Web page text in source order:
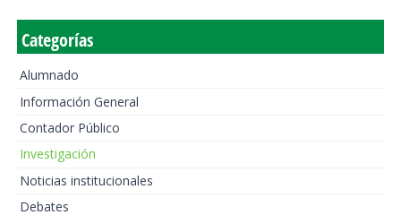
Categorías
Alumnado
Información General
Contador Público
Investigación
Noticias institucionales
Debates